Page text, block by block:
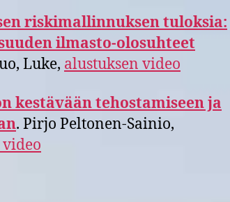
riskimallinnuksen tuloksia:
ilmasto-olosuhteet
Luke, alustuksen video
kestävään tehostamiseen ja
. Pirjo Peltonen-Sainio,